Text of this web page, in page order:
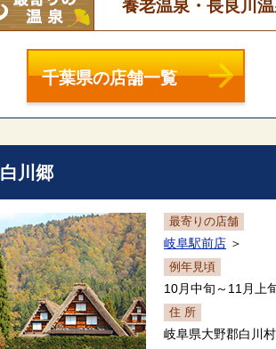
養老温泉・長良川
千葉県の店舗一覧
白川郷
最寄りの店舗
岐阜駅前店 ＞
例年見頃
10月中旬～11月上
住 所
岐阜県大野郡白川村